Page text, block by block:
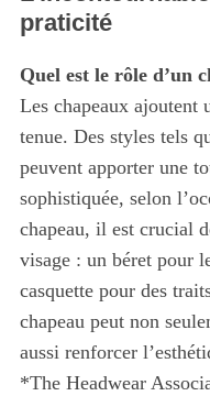
praticité
Quel est le rôle d’un
Les chapeaux ajoutent
tenue. Des styles tels
peuvent apporter une
sophistiquée, selon
chapeau, il est crucial
visage : un béret pour
casquette pour des
chapeau peut non
aussi renforcer
*The Headwear